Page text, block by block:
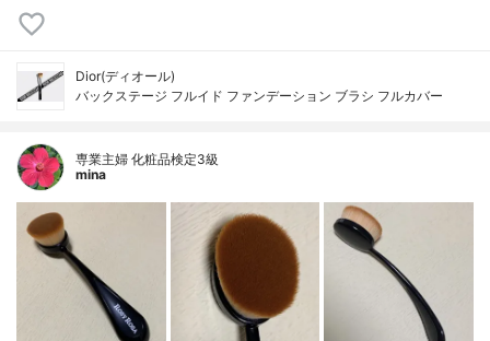
Dior(ディオール)
バックステージ フルイド ファンデーション ブラシ フルカバー
専業主婦 化粧品検定3級
mina